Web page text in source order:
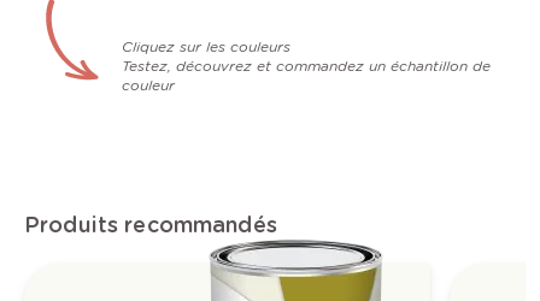
Cliquez sur les couleurs
Testez, découvrez et commandez un échantillon de
couleur
Produits recommandés